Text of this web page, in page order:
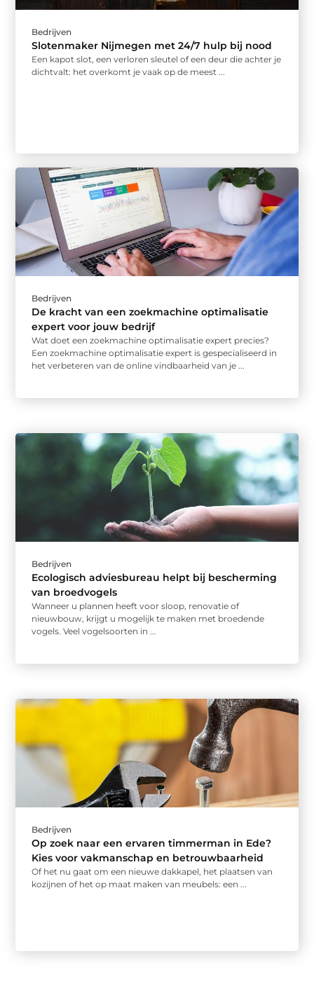
Bedrijven
Slotenmaker Nijmegen met 24/7 hulp bij nood
Een kapot slot, een verloren sleutel of een deur die achter je
dichtvalt: het overkomt je vaak op de meest ...
Bedrijven
De kracht van een zoekmachine optimalisatie
expert voor jouw bedrijf
Wat doet een zoekmachine optimalisatie expert precies?
Een zoekmachine optimalisatie expert is gespecialiseerd in
het verbeteren van de online vindbaarheid van je ...
Bedrijven
Ecologisch adviesbureau helpt bij bescherming
van broedvogels
Wanneer u plannen heeft voor sloop, renovatie of
nieuwbouw, krijgt u mogelijk te maken met broedende
vogels. Veel vogelsoorten in ...
Bedrijven
Op zoek naar een ervaren timmerman in Ede?
Kies voor vakmanschap en betrouwbaarheid
Of het nu gaat om een nieuwe dakkapel, het plaatsen van
kozijnen of het op maat maken van meubels: een ...